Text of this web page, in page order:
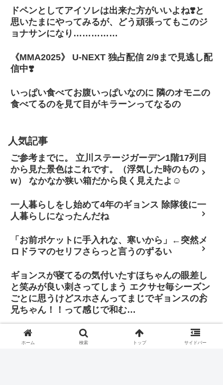
ドペンとしてアイソレは出来た方がいいよね❣️と
思いたまにやってみるが、どう頑張ってもこのジ
ョナサンになり……………
《MMA2025》 U-NEXT 独占配信 2/9まで見逃し配
信中❣️
いっぱい食べてお腹いっぱいなのに 隣のオモニの
食べてるのを見て目がキラーンってなるの
人気記事
ご参考までに。 立川ステージガーデン1階17列目
から見た景色はこれです。（浮気した時のもの
w） なかなか狭い箱だから良く見えたよ☺
一人暮らしをし始めて4年のギョンス 除隊後に一
人暮らしになったんだね
「お前ポケットに手入れな、寒いから」←突然メ
ロドラマのセリフさらっと言うのずるい
ギョンスが寝てるの気付いたすほちゃんの眼差し
と笑みが良い刺さってしまう エクサセ毎シーズン
ごとに思うけどスホさんってまじでギョンスのお
兄ちゃん！！って感じで和む…
「その判断に振り回されたくはありません。僕は
自分の立ち位置で全力を尽くし、歌手と俳優双方
ホーム 検索 トップ サイドバー